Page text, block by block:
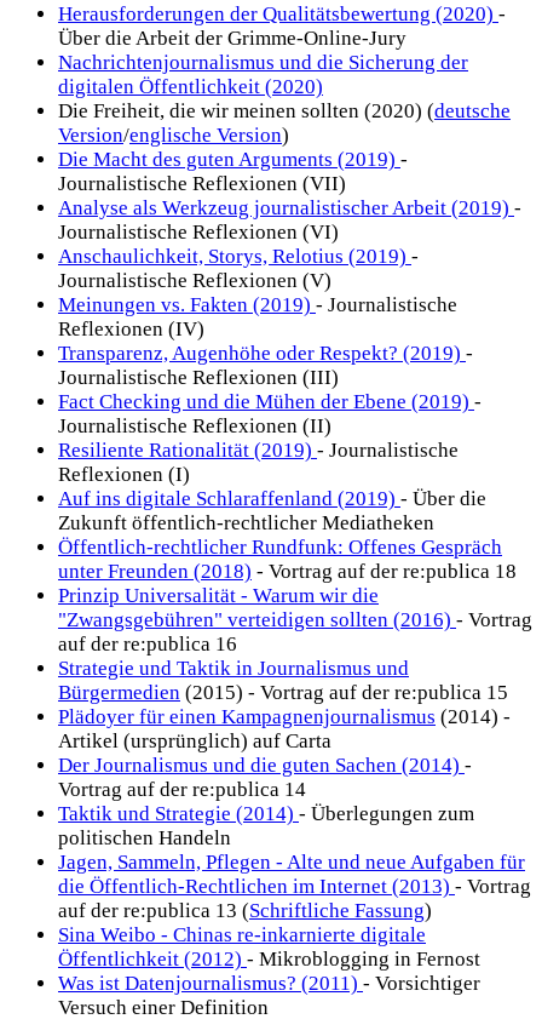
Herausforderungen der Qualitätsbewertung (2020) -
Über die Arbeit der Grimme-Online-Jury
Nachrichtenjournalismus und die Sicherung der
digitalen Öffentlichkeit (2020)
Die Freiheit, die wir meinen sollten (2020) (deutsche
Version/englische Version)
Die Macht des guten Arguments (2019) -
Journalistische Reflexionen (VII)
Analyse als Werkzeug journalistischer Arbeit (2019) -
Journalistische Reflexionen (VI)
Anschaulichkeit, Storys, Relotius (2019) -
Journalistische Reflexionen (V)
Meinungen vs. Fakten (2019) - Journalistische
Reflexionen (IV)
Transparenz, Augenhöhe oder Respekt? (2019) -
Journalistische Reflexionen (III)
Fact Checking und die Mühen der Ebene (2019) -
Journalistische Reflexionen (II)
Resiliente Rationalität (2019) - Journalistische
Reflexionen (I)
Auf ins digitale Schlaraffenland (2019) - Über die
Zukunft öffentlich-rechtlicher Mediatheken
Öffentlich-rechtlicher Rundfunk: Offenes Gespräch
unter Freunden (2018) - Vortrag auf der re:publica 18
Prinzip Universalität - Warum wir die
"Zwangsgebühren" verteidigen sollten (2016) - Vortrag
auf der re:publica 16
Strategie und Taktik in Journalismus und
Bürgermedien (2015) - Vortrag auf der re:publica 15
Plädoyer für einen Kampagnenjournalismus (2014) -
Artikel (ursprünglich) auf Carta
Der Journalismus und die guten Sachen (2014) -
Vortrag auf der re:publica 14
Taktik und Strategie (2014) - Überlegungen zum
politischen Handeln
Jagen, Sammeln, Pflegen - Alte und neue Aufgaben für
die Öffentlich-Rechtlichen im Internet (2013) - Vortrag
auf der re:publica 13 (Schriftliche Fassung)
Sina Weibo - Chinas re-inkarnierte digitale
Öffentlichkeit (2012) - Mikroblogging in Fernost
Was ist Datenjournalismus? (2011) - Vorsichtiger
Versuch einer Definition